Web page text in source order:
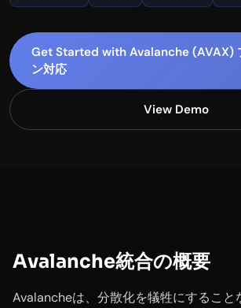
Get Started with Avalanche (AVAX)
ン対応
View Demo
Avalanche統合の概要
Avalancheは、分散化を犠牲にすること